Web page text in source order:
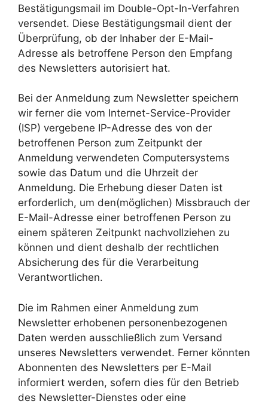
Bestätigungsmail im Double-Opt-In-Verfahren
versendet. Diese Bestätigungsmail dient der
Überprüfung, ob der Inhaber der E-Mail-
Adresse als betroffene Person den Empfang
des Newsletters autorisiert hat.
Bei der Anmeldung zum Newsletter speichern
wir ferner die vom Internet-Service-Provider
(ISP) vergebene IP-Adresse des von der
betroffenen Person zum Zeitpunkt der
Anmeldung verwendeten Computersystems
sowie das Datum und die Uhrzeit der
Anmeldung. Die Erhebung dieser Daten ist
erforderlich, um den(möglichen) Missbrauch der
E-Mail-Adresse einer betroffenen Person zu
einem späteren Zeitpunkt nachvollziehen zu
können und dient deshalb der rechtlichen
Absicherung des für die Verarbeitung
Verantwortlichen.
Die im Rahmen einer Anmeldung zum
Newsletter erhobenen personenbezogenen
Daten werden ausschließlich zum Versand
unseres Newsletters verwendet. Ferner könnten
Abonnenten des Newsletters per E-Mail
informiert werden, sofern dies für den Betrieb
des Newsletter-Dienstes oder eine